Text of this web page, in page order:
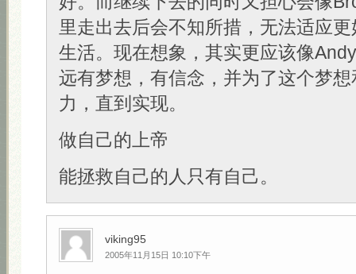
里走出去后会不知所措，无法适应
生活。现在想象，其实更应该像
远有梦想，有信念，并为了这个梦
力，直到实现。
做自己的上帝
能拯救自己的人只有自己。
viking95
2005年11月15日 10:10下午